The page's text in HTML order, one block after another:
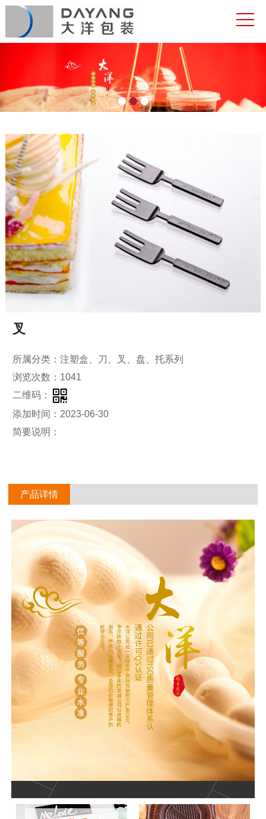
产品中心
合作客户
叉
所属分类：注塑盒、刀、叉、盘、托系列
浏览次数：1041
二维码：
添加时间：2023-06-30
简要说明：
产品详情